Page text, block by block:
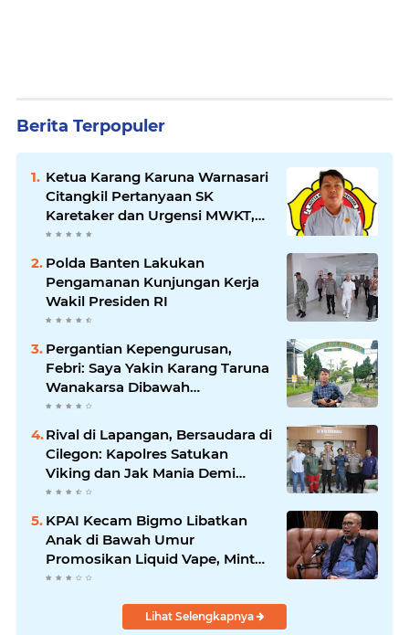
Berita Terpopuler
Ketua Karang Karuna Warnasari
Citangkil Pertanyaan SK
Karetaker dan Urgensi MWKT,
Saat Suasana Berduka
Polda Banten Lakukan
Pengamanan Kunjungan Kerja
Wakil Presiden RI
Pergantian Kepengurusan,
Febri: Saya Yakin Karang Taruna
Wanakarsa Dibawah
Kepemimpinan Bung Entus
Jauh Membawa Manfaat
Rival di Lapangan, Bersaudara di
Cilegon: Kapolres Satukan
Viking dan Jak Mania Demi
Nobar Damai Piala Presiden
KPAI Kecam Bigmo Libatkan
Anak di Bawah Umur
Promosikan Liquid Vape, Minta
Aparat Bertindak Tegas
Lihat Selengkapnya